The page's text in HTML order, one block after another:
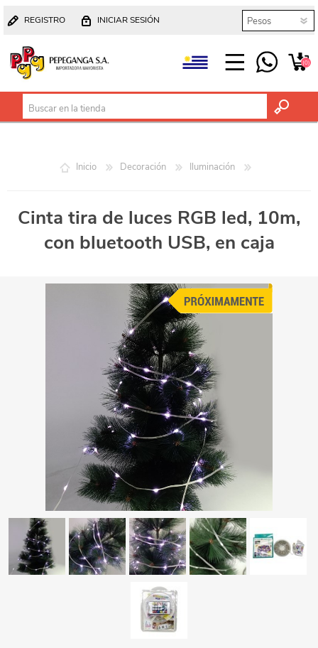
REGISTRO INICIAR SESIÓN
(0)
Inicio Decoración Iluminación
Cinta tira de luces RGB led, 10m,
con bluetooth USB, en caja